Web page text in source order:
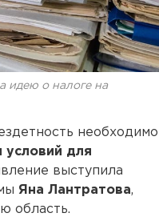
идею о налоге на
необходимо
условий для
выступила
Яна Лантратова,
область.